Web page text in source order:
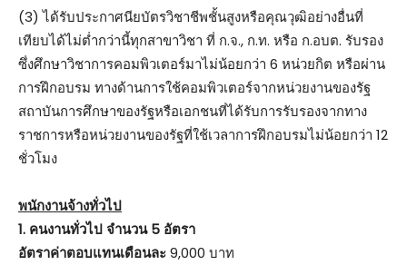
(3) ได้รับประกาศนียบัตรวิชาชีพชั้นสูงหรือคุณวุฒิอย่างอื่นที่
เทียบได้ไม่ต่ำกว่านี้ทุกสาขาวิชา ที่ ก.จ., ก.ท. หรือ ก.อบต. รับรอง
ซึ่งศึกษาวิชาการคอมพิวเตอร์มาไม่น้อยกว่า 6 หน่วยกิต หรือผ่าน
การฝึกอบรม ทางด้านการใช้คอมพิวเตอร์จากหน่วยงานของรัฐ
สถาบันการศึกษาของรัฐหรือเอกชนที่ได้รับการรับรองจากทาง
ราชการหรือหน่วยงานของรัฐที่ใช้เวลาการฝึกอบรมไม่น้อยกว่า 12
ชั่วโมง
พนักงานจ้างทั่วไป
1. คนงานทั่วไป จำนวน 5 อัตรา
อัตราค่าตอบแทนเดือนละ9,000 บาท